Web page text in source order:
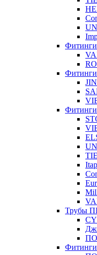
Фитинги
Фитинги
Itap
Трубы